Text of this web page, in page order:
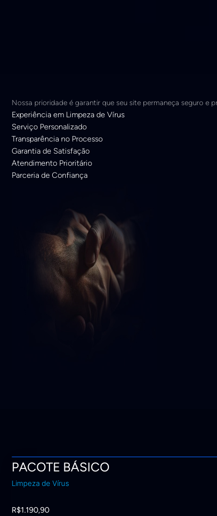
Nossa prioridade é garantir que seu site permaneça seguro e
Experiência em Limpeza de Vírus
Serviço Personalizado
Transparência no Processo
Garantia de Satisfação
Atendimento Prioritário
Parceria de Confiança
PACOTE BÁSICO
Limpeza de Vírus
R$1.190,90